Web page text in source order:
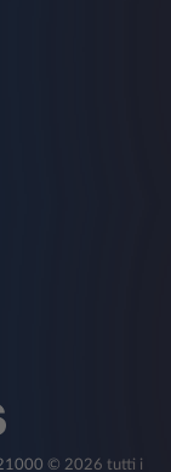
© 2026 tutti i